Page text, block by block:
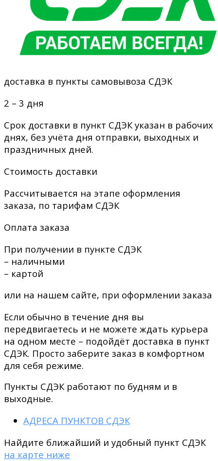
доставка в пункты самовывоза СДЭК
2 – 3 дня
Срок доставки в пункт СДЭК указан в рабочих
днях, без учёта дня отправки, выходных и
праздничных дней.
Стоимость доставки
Рассчитывается на этапе оформления
заказа, по тарифам СДЭК
Оплата заказа
При получении в пункте СДЭК
– наличными
– картой
или на нашем сайте, при оформлении заказа
Если обычно в течение дня вы
передвигаетесь и не можете ждать курьера
на одном месте – подойдёт доставка в пункт
СДЭК. Просто заберите заказ в комфортном
для себя режиме.
Пункты СДЭК работают по будням и в
выходные.
АДРЕСА ПУНКТОВ СДЭК
Найдите ближайший и удобный пункт СДЭК
на карте ниже